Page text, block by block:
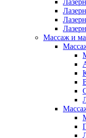
Массаж и